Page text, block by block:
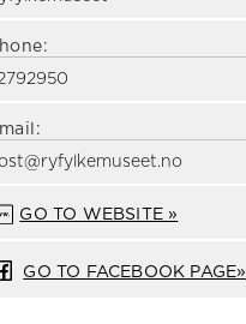
GO TO WEBSITE »
GO TO FACEBOOK PAGE»